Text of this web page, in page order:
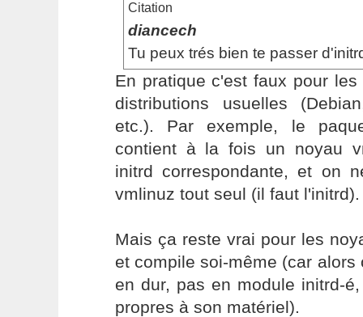
Citation
diancech
Tu peux trés bien te passer
En pratique c'est faux pour
distributions usuelles
etc.). Par exemple, le
contient à la fois un noyau
initrd correspondante, et on
vmlinuz tout seul (il faut l'initrd).
Mais ça reste vrai pour les
et compile soi-même (car
en dur, pas en module initrd-
propres à son matériel).